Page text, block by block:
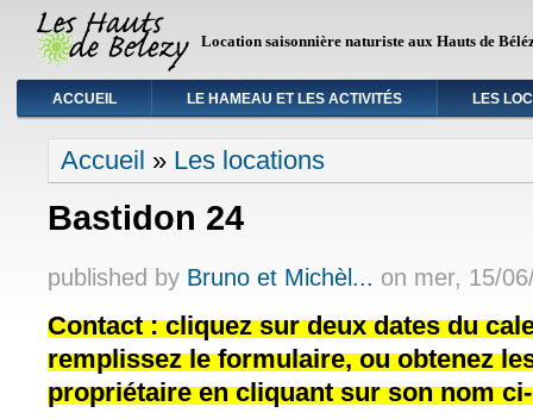
Location saisonnière naturiste aux Hauts de
ACCUEIL LE HAMEAU ET LES ACTIVITÉS LES
Vous êtes ici
Accueil » Les locations
Bastidon 24
published by Bruno et Michèl... on mer, 15/
Contact : cliquez sur deux dates du
remplissez le formulaire, ou obtenez
propriétaire en cliquant sur son nom